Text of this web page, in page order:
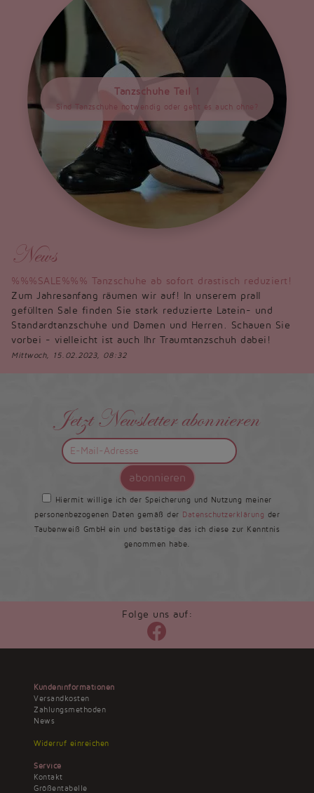
Tanzschuhe Teil 1
Sind Tanzschuhe notwendig oder geht es auch ohne?
News
%%%SALE%%% Tanzschuhe ab sofort drastisch reduziert!
Zum Jahresanfang räumen wir auf! In unserem prall
gefüllten Sale finden Sie stark reduzierte Latein- und
Standardtanzschuhe und Damen und Herren. Schauen Sie
vorbei - vielleicht ist auch Ihr Traumtanzschuh dabei!
Mittwoch, 15.02.2023, 08:32
Jetzt Newsletter abonnieren
abonnieren
Hiermit willige ich der Speicherung und Nutzung meiner
personenbezogenen Daten gemäß der Datenschutzerklärung der
Taubenweiß GmbH ein und bestätige das ich diese zur Kenntnis
genommen habe.
Folge uns auf:
Kundeninformationen
Versandkosten
Zahlungsmethoden
News
Widerruf einreichen
Service
Kontakt
Größentabelle